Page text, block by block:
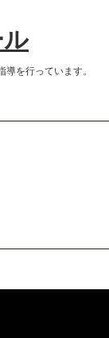
を行っています。